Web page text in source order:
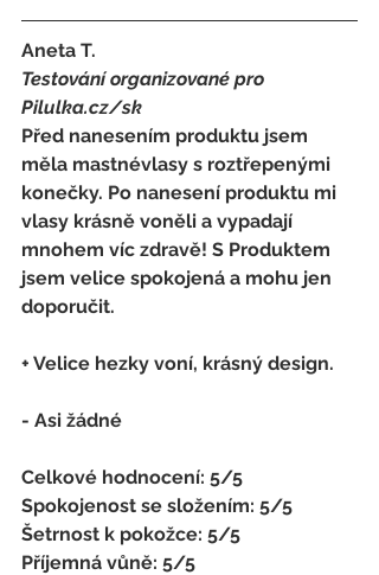
Aneta T.
Testování organizované pro
Pilulka.cz/sk
Před nanesením produktu jsem
měla mastnévlasy s roztřepenými
konečky. Po nanesení produktu mi
vlasy krásně voněli a vypadají
mnohem víc zdravě! S Produktem
jsem velice spokojená a mohu jen
doporučit.
+ Velice hezky voní, krásný design.
- Asi žádné
Celkové hodnocení: 5/5
Spokojenost se složením: 5/5
Šetrnost k pokožce: 5/5
Příjemná vůně: 5/5